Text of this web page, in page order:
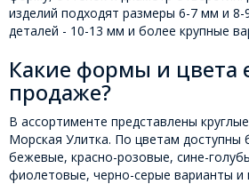
изделий подходят размеры 6-7 мм и
деталей - 10-13 мм и более крупные
Какие формы и цвета
продаже?
В ассортименте представлены
Морская Улитка. По цветам доступны
бежевые, красно-розовые, сине-
фиолетовые, черно-серые варианты и